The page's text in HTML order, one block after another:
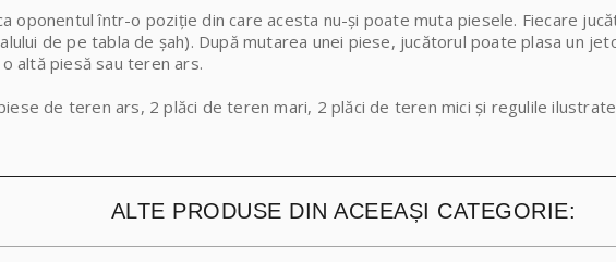
oponentul într-o poziție din care acesta nu-și poate muta piesele. Fiecare
de pe tabla de șah). După mutarea unei piese, jucătorul poate plasa un
altă piesă sau teren ars.
de teren ars, 2 plăci de teren mari, 2 plăci de teren mici și regulile
ALTE PRODUSE DIN ACEEAȘI CATEGORIE: